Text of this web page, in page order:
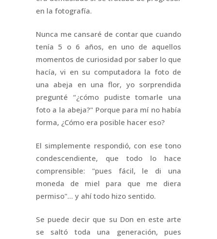
en la fotografía.
Nunca me cansaré de contar que cuando
tenía 5 o 6 años, en uno de aquellos
momentos de curiosidad por saber lo que
hacía, vi en su computadora la foto de
una abeja en una flor, yo sorprendida
pregunté “¿cómo pudiste tomarle una
foto a la abeja?" Porque para mí no había
forma, ¿Cómo era posible hacer eso?
El simplemente respondió, con ese tono
condescendiente, que todo lo hace
comprensible: "pues fácil, le di una
moneda de miel para que me diera
permiso"… y ahí todo hizo sentido.
Se puede decir que su Don en este arte
se saltó toda una generación, pues